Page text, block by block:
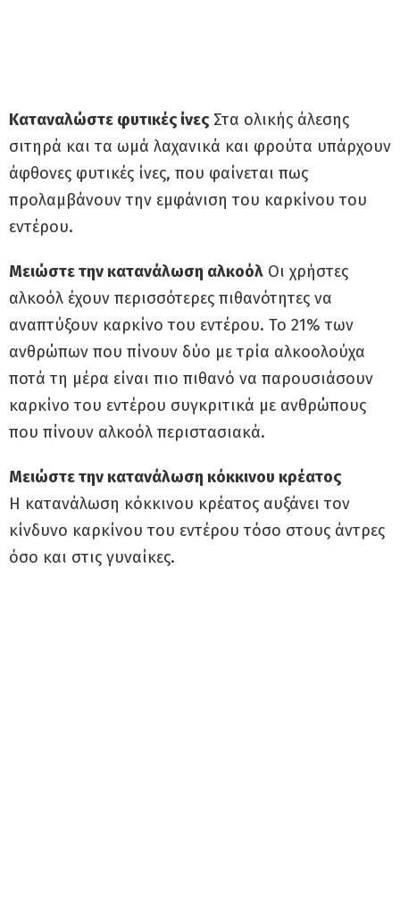
Καταναλώστε φυτικές ίνεςΣτα ολικής άλεσης
σιτηρά και τα ωμά λαχανικά και φρούτα υπάρχουν
άφθονες φυτικές ίνες, που φαίνεται πως
προλαμβάνουν την εμφάνιση του καρκίνου του
εντέρου.
Μειώστε την κατανάλωση αλκοόλ Οι χρήστες
αλκοόλ έχουν περισσότερες πιθανότητες να
αναπτύξουν καρκίνο του εντέρου. Το 21% των
ανθρώπων που πίνουν δύο με τρία αλκοολούχα
ποτά τη μέρα είναι πιο πιθανό να παρουσιάσουν
καρκίνο του εντέρου συγκριτικά με ανθρώπους
που πίνουν αλκοόλ περιστασιακά.
Μειώστε την κατανάλωση κόκκινου κρέατος
Η κατανάλωση κόκκινου κρέατος αυξάνει τον
κίνδυνο καρκίνου του εντέρου τόσο στους άντρες
όσο και στις γυναίκες.